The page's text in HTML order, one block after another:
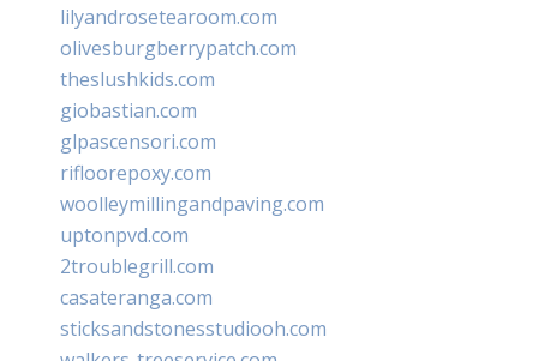
lilyandrosetearoom.com
olivesburgberrypatch.com
theslushkids.com
giobastian.com
glpascensori.com
rifloorepoxy.com
woolleymillingandpaving.com
uptonpvd.com
2troublegrill.com
casateranga.com
sticksandstonesstudiooh.com